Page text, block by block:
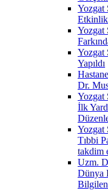
Yozgat
Yozgat
Yozgat
Yapıldı
Dr.
Yozgat
İlk
Yozgat
Tıbbi
takdim
Uzm.
Dünya